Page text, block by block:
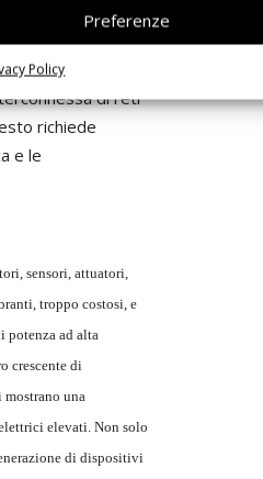
Preferenze
Policy
elettrici che
casi caricando
il prezzo è
di reti
richiede
e le
sensori, attuatori,
troppo costosi, e
potenza ad alta
crescente di
una
elevati. Non solo
di dispositivi